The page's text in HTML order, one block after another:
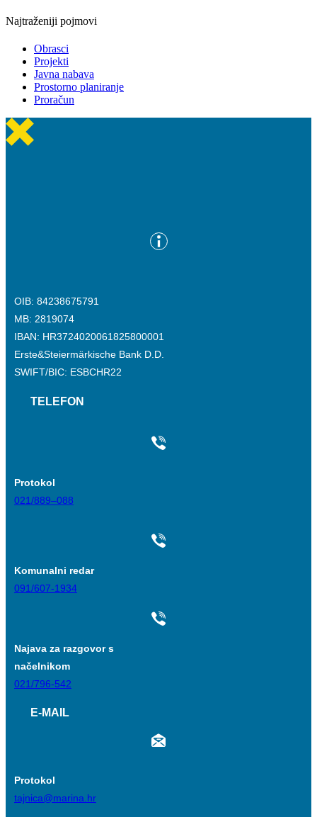
Najtraženiji pojmovi
Obrasci
Projekti
Javna nabava
Prostorno planiranje
Proračun
OIB: 84238675791
MB: 2819074
IBAN: HR3724020061825800001
Erste&Steiermärkische Bank D.D.
SWIFT/BIC: ESBCHR22
TELEFON
Protokol
021/889–088
Komunalni redar
091/607-1934
Najava za razgovor s
načelnikom
021/796-542
E-MAIL
Protokol
tajnica@marina.hr